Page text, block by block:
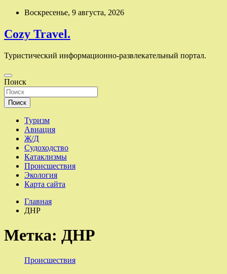
Перейти
содержимому
Воскресенье, 9 августа, 2026
Cozy Travel.
Туристический информационно-развлекательный портал.
Поиск
Поиск
Туризм
Авиация
Ж/Д
Судоходство
Катаклизмы
Происшествия
Экология
Карта сайта
Главная
ДНР
Метка: ДНР
Происшествия